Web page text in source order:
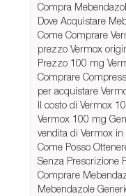
Compra
Dove Acquistare
Come Comprare
prezzo Vermox
Prezzo 100 mg
Comprare
per acquistare
Il costo di Vermox
Vermox 100 mg
vendita di Vermox in
Come Posso
Senza Prescrizione
Comprare
Mebendazole